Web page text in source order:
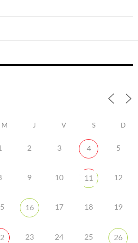
M J V S D
2 3 4 5
9 10 11 12
16 17 18 19
23 24 25 26